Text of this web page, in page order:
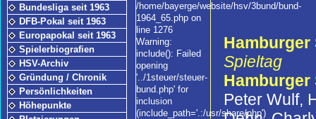
Bundesliga seit 1963
DFB-Pokal seit 1963
Europapokal seit 1963
Spielerbiografien
HSV-Archiv
Gründung / Chronik
Persönlichkeiten
Höhepunkte
Hamburger
Spieltag
Hamburger
Peter Wulf,
/home/bayerge/website/hsv/3bund/bund-
1964_65.php on
line 1276
Warning:
include(): Failed
opening
'../1steuer/steuer-
bund.php' for
inclusion
(include_path='.:/usr/share/php')